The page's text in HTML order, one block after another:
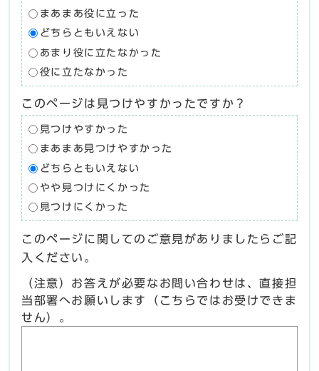
まあまあ役に立った
どちらともいえない
あまり役に立たなかった
役に立たなかった
このページは見つけやすかったですか？
見つけやすかった
まあまあ見つけやすかった
どちらともいえない
やや見つけにくかった
見つけにくかった
このページに関してのご意見がありましたらご記
入ください。
（注意）お答えが必要なお問い合わせは、直接担
当部署へお願いします（こちらではお受けできま
せん）。